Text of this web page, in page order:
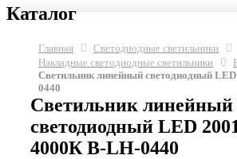
Каталог
Главная
Светодиодные светильники
Накладные светодиодные светильники
Светильник линейный светодиодный
0440
Светильник линейный
светодиодный LED
4000К B-LH-0440